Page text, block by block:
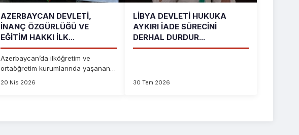
AZERBAYCAN DEVLETI,
İNANÇ ÖZGÜRLÜĞÜ VE
EĞITIM HAKKI İLK...
Azerbaycan’da ilköğretim ve
ortaöğretim kurumlarında yaşanan
20 Nis 2026
LIBYA DEVLETI HUKUKA
AYKIRI İADE SÜRECINI
DERHAL DURDUR...
30 Tem 2026